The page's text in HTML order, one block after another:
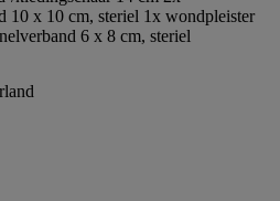
10 x 10 cm, steriel 1x wondpleister
6 x 8 cm, steriel